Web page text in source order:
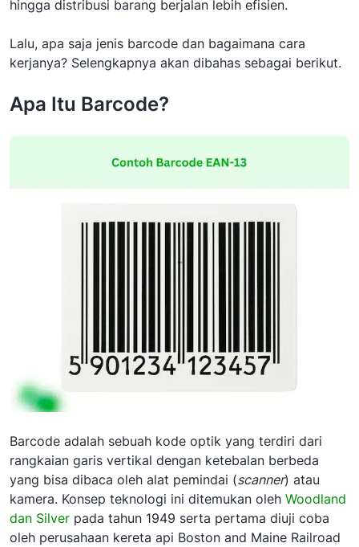
hingga distribusi barang berjalan lebih efisien.
Lalu, apa saja jenis barcode dan bagaimana cara
kerjanya? Selengkapnya akan dibahas sebagai berikut.
Apa Itu Barcode?
Barcode adalah sebuah kode optik yang terdiri dari
rangkaian garis vertikal dengan ketebalan berbeda
yang bisa dibaca oleh alat pemindai (scanner) atau
kamera. Konsep teknologi ini ditemukan oleh Woodland
dan Silver pada tahun 1949 serta pertama diuji coba
oleh perusahaan kereta api Boston and Maine Railroad